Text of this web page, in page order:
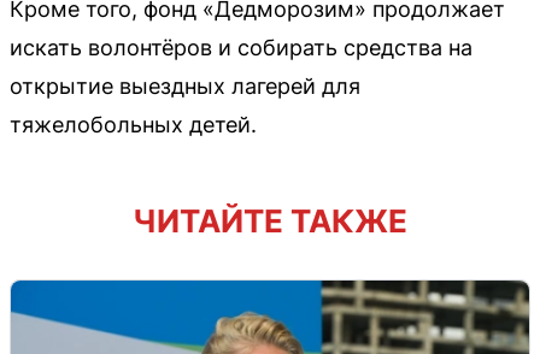
Кроме того, фонд «Дедморозим» продолжает
искать волонтёров и собирать средства на
открытие выездных лагерей для
тяжелобольных детей.
ЧИТАЙТЕ ТАКЖЕ